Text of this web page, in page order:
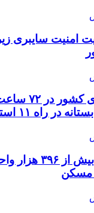
امنیت سایبری
وضعیت جوی
در راه ۱۱ استان
تأمین مالی
مسکن